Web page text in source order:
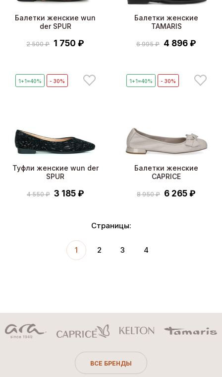
Балетки женские wun
der SPUR
2 500 ₽ 1 750 ₽
Балетки женские
TAMARIS
6 995 ₽ 4 896 ₽
1+1=40% - 30%
Туфли женские wun der
SPUR
4 550 ₽ 3 185 ₽
1+1=40% - 30%
Балетки женские
CAPRICE
8 950 ₽ 6 265 ₽
Страницы:
1 2 3 4
ВСЕ БРЕНДЫ